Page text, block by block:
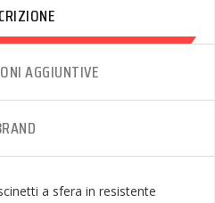
AGGIUNTIVE
a sfera in resistente